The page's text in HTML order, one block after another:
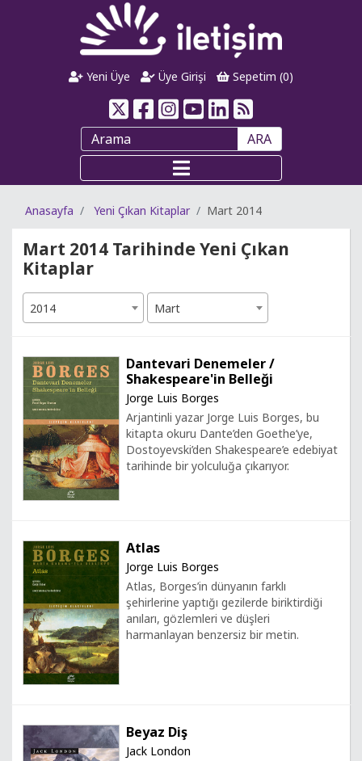
Yeni Üye Üye Girişi Sepetim (0)
ARA
Anasayfa Yeni Çıkan Kitaplar Mart 2014
Mart 2014 Tarihinde Yeni Çıkan
Kitaplar
2014 Mart
Dantevari Denemeler /
Shakespeare'in Belleği
Jorge Luis Borges
Arjantinli yazar Jorge Luis Borges, bu
kitapta okuru Dante’den Goethe’ye,
Dostoyevski’den Shakespeare’e edebiyat
tarihinde bir yolculuğa çıkarıyor.
Atlas
Jorge Luis Borges
Atlas, Borges’in dünyanın farklı
şehirlerine yaptığı gezilerde biriktirdiği
anıları, gözlemleri ve düşleri
harmanlayan benzersiz bir metin.
Beyaz Diş
Jack London